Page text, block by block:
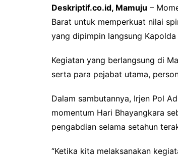
Deskriptif.co.id, Mamuju –
Barat untuk memperkuat nilai
yang dipimpin langsung
Kegiatan yang berlangsung di
serta para pejabat utama,
Dalam sambutannya, Irjen Pol
momentum Hari Bhayangkara
pengabdian selama setahun
“Ketika kita melaksanakan